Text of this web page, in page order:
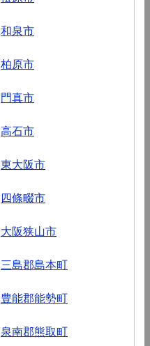
和泉市
柏原市
門真市
高石市
東大阪市
四條畷市
大阪狭山市
三島郡島本町
豊能郡能勢町
泉南郡熊取町